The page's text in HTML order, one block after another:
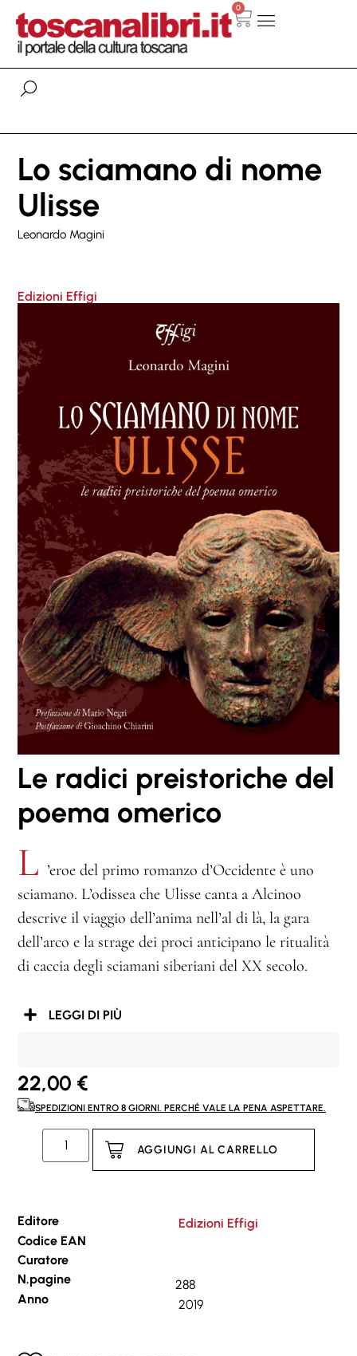
0
Lo sciamano di nome
Ulisse
Leonardo Magini
Edizioni Effigi
Le radici preistoriche del
poema omerico
L ’eroe del primo romanzo d’Occidente è uno
sciamano. L’odissea che Ulisse canta a Alcinoo
descrive il viaggio dell’anima nell’al di là, la gara
dell’arco e la strage dei proci anticipano le ritualità
di caccia degli sciamani siberiani del XX secolo.
LEGGI DI PIÙ
22,00 €
SPEDIZIONI ENTRO 8 GIORNI. PERCHÉ VALE LA PENA ASPETTARE.
AGGIUNGI AL CARRELLO
Editore
Edizioni Effigi
Codice EAN
Curatore
N.pagine
288
Anno
2019